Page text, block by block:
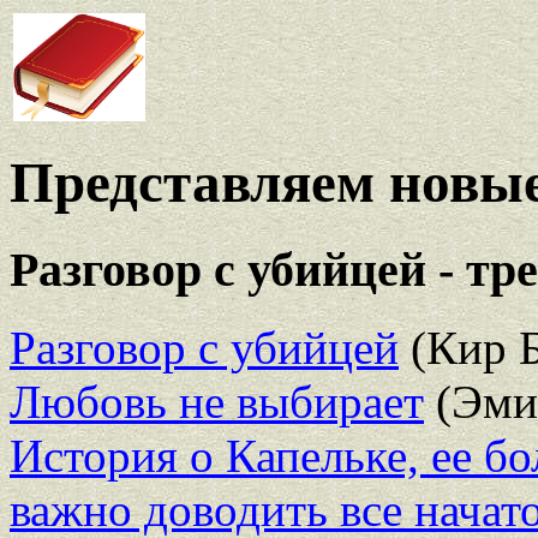
Представляем
Разговор с убийцей -
Разговор с убийцей(Кир
Любовь не выбирает(Эми
История о Капельке, ее
важно доводить все